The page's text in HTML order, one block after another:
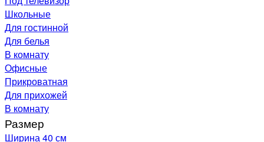
Школьные
Для гостинной
Для белья
В комнату
Офисные
Прикроватная
Для прихожей
В комнату
Размер
Ширина 40 см